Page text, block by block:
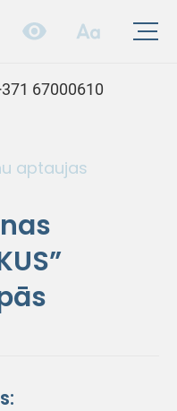
67000610
aptaujas